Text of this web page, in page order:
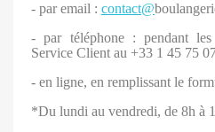
- par email : contact@
- par téléphone : pendant les
Service Client au +33 1 45 75
- en ligne, en remplissant le
*Du lundi au vendredi, de 8h à